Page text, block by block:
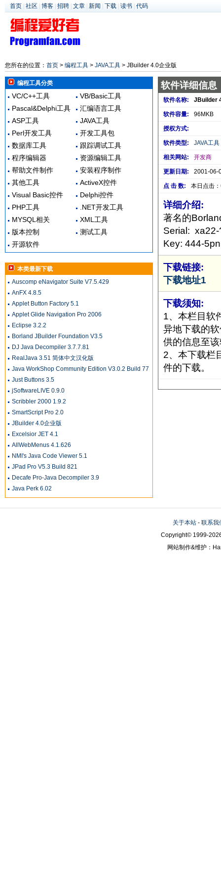
首页 社区 博客 招聘 文章 新闻 下载 读书 代码
您所在的位置： 首页 > 编程工具 > JAVA工具 > JBuilder 4.0企业版
编程工具分类
VC/C++工具
VB/Basic工具
Pascal&Delphi工具
汇编语言工具
ASP工具
JAVA工具
Perl开发工具
开发工具包
数据库工具
跟踪调试工具
程序编辑器
资源编辑工具
帮助文件制作
安装程序制作
其他工具
ActiveX控件
Visual Basic控件
Delphi控件
PHP工具
.NET开发工具
MYSQL相关
XML工具
版本控制
测试工具
开源软件
本类最新下载
Auscomp eNavigator Suite V7.5.429
AnFX 4.8.5
Applet Button Factory 5.1
Applet Glide Navigation Pro 2006
Eclipse 3.2.2
Borland JBuilder Foundation V3.5
DJ Java Decompiler 3.7.7.81
RealJava 3.51 简体中文汉化版
Java WorkShop Community Edition V3.0.2 Build 77
Just Buttons 3.5
jSoftwareLIVE 0.9.0
Scribbler 2000 1.9.2
SmartScript Pro 2.0
JBuilder 4.0企业版
Excelsior JET 4.1
AllWebMenus 4.1.626
NMI's Java Code Viewer 5.1
JPad Pro V5.3 Build 821
Decafe Pro-Java Decompiler 3.9
Java Perk 6.02
软件详细信息
软件名称: JBuilder
软件容量: 96MKB
授权方式:
软件类型: JAVA工具
相关网站: 开发商
更新日期: 2001-06-
点 击 数: 本日点击：
详细介绍:
著名的
Serial:
Key: 444-5pn
下载链接:
下载地址1
下载须知:
1、本栏目软
异地下载的
供的信息至
2、本下载栏
件的下载。
关于本站 - 联系我
Copyright© 1999-
网站制作&维护：